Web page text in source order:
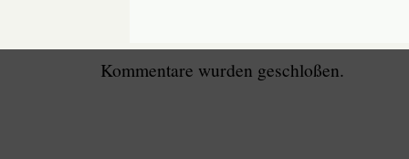
Kommentare wurden geschloßen.